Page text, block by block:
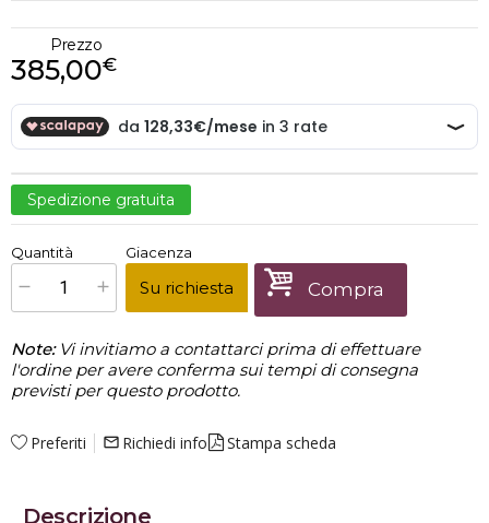
Prezzo
€
385,00
Spedizione gratuita
x1 Prezzo finale:€385,00
Quantità Giacenza
Su richiesta Compra
Note: Vi invitiamo a contattarci prima di effettuare
l'ordine per avere conferma sui tempi di consegna
previsti per questo prodotto.
Preferiti mail_outline Richiedi info Stampa scheda
Descrizione